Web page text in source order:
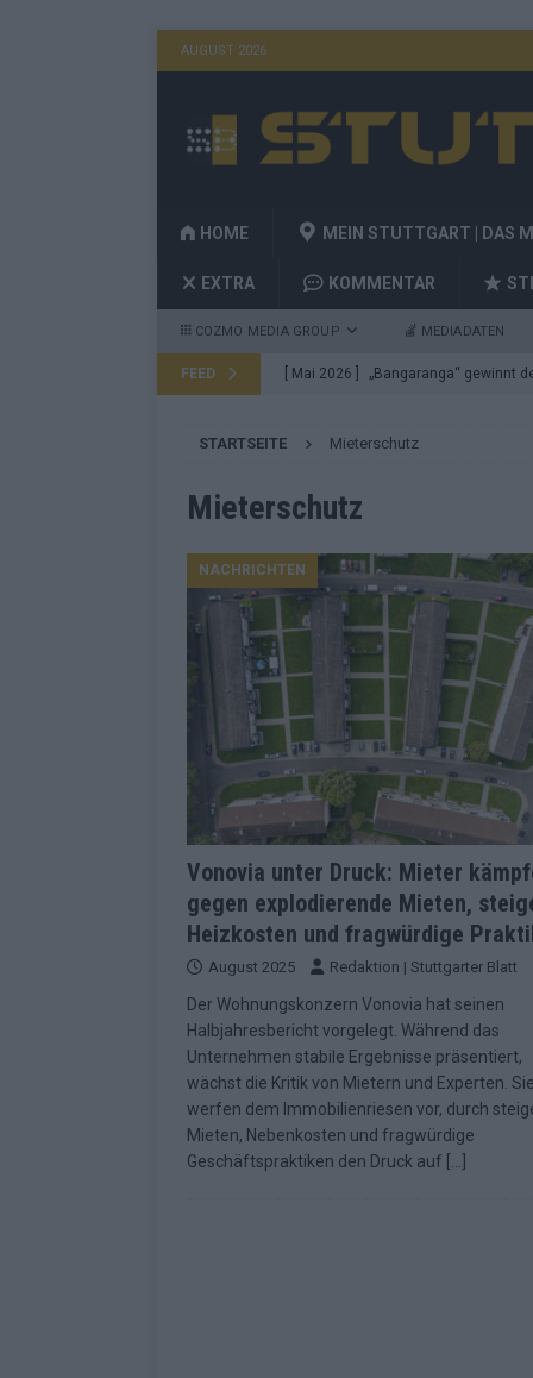
AUGUST 2026
HOME MEIN STUTTGART | DAS
EXTRA KOMMENTAR
COZMO MEDIA GROUP MEDIADATEN
FEED [ Mai 2026 ] „Bangaranga“ gewinnt
[ Mai 2026 ] Von JJ bis Lordi: Das
[ Mai 2026 ]
[ Mai 2026 ] ESC-Finale 2026:
KOMMENTAR
[ Mai 2026 ] „Douze Points“,
Wettbewerbs EUROVISION
[ Mai 2026 ] ESC-Finale komplett: 20
Überblick EUROVISION
[ Mai 2026 ] ESC 2026: JJ performt
[ Mai 2026 ] Quoten vor ESC-
überrascht negativ EXTRA
[ Juni 2026 ] Neue Themenwelt,
Highlights EXTRA
[ Mai 2026 ] DARA gewinnt verdient,
Fazit zum ESC 2026 KOMMENTAR
STARTSEITE Mieterschutz
Mieterschutz
NACHRICHTEN
Vonovia unter Druck: Mieter
gegen explodierende Mieten,
Heizkosten und fragwürdige
August 2025 Redaktion | Stuttgarter Blatt
Der Wohnungskonzern Vonovia hat seinen
Halbjahresbericht vorgelegt. Während das
Unternehmen stabile Ergebnisse präsentiert,
wächst die Kritik von Mietern und Experten. Sie
werfen dem Immobilienriesen vor, durch
Mieten, Nebenkosten und fragwürdige
Geschäftspraktiken den Druck auf